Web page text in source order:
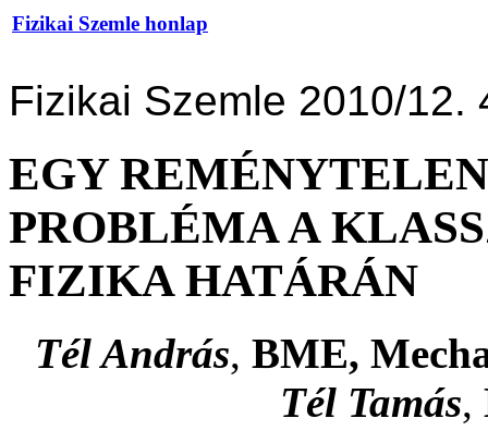
Fizikai Szemle honlap
Fizikai Szemle 2010/12.
EGY
PROBLÉMA A
FIZIKA HATÁRÁN
Tél András, BME,
Tél Tamás,